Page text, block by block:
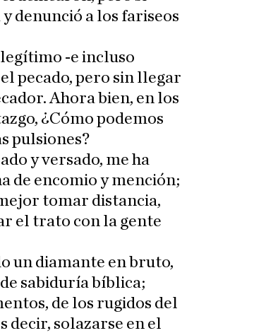
denunció a los fariseos
legítimo -e incluso
pecado, pero sin llegar
Ahora bien, en los
¿Cómo podemos
pulsiones?
y versado, me ha
de encomio y mención;
tomar distancia,
el trato con la gente
un diamante en bruto,
sabiduría bíblica;
de los rugidos del
decir, solazarse en el